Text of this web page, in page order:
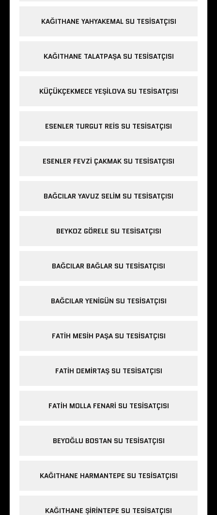
KAĞITHANE YAHYAKEMAL SU TESISATÇISI
KAĞITHANE TALATPAŞA SU TESISATÇISI
KÜÇÜKÇEKMECE YEŞILOVA SU TESISATÇISI
ESENLER TURGUT REIS SU TESISATÇISI
ESENLER FEVZI ÇAKMAK SU TESISATÇISI
BAĞCILAR YAVUZ SELIM SU TESISATÇISI
BEYKOZ GÖRELE SU TESISATÇISI
BAĞCILAR BAĞLAR SU TESISATÇISI
BAĞCILAR YENIGÜN SU TESISATÇISI
FATIH MESIH PAŞA SU TESISATÇISI
FATIH DEMIRTAŞ SU TESISATÇISI
FATIH MOLLA FENARI SU TESISATÇISI
BEYOĞLU BOSTAN SU TESISATÇISI
KAĞITHANE HARMANTEPE SU TESISATÇISI
KAĞITHANE ŞIRINTEPE SU TESISATÇISI